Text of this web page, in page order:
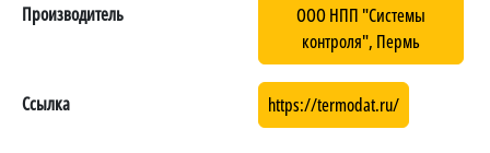
Производитель
ООО НПП "Системы
контроля", Пермь
Ссылка https://termodat.ru/